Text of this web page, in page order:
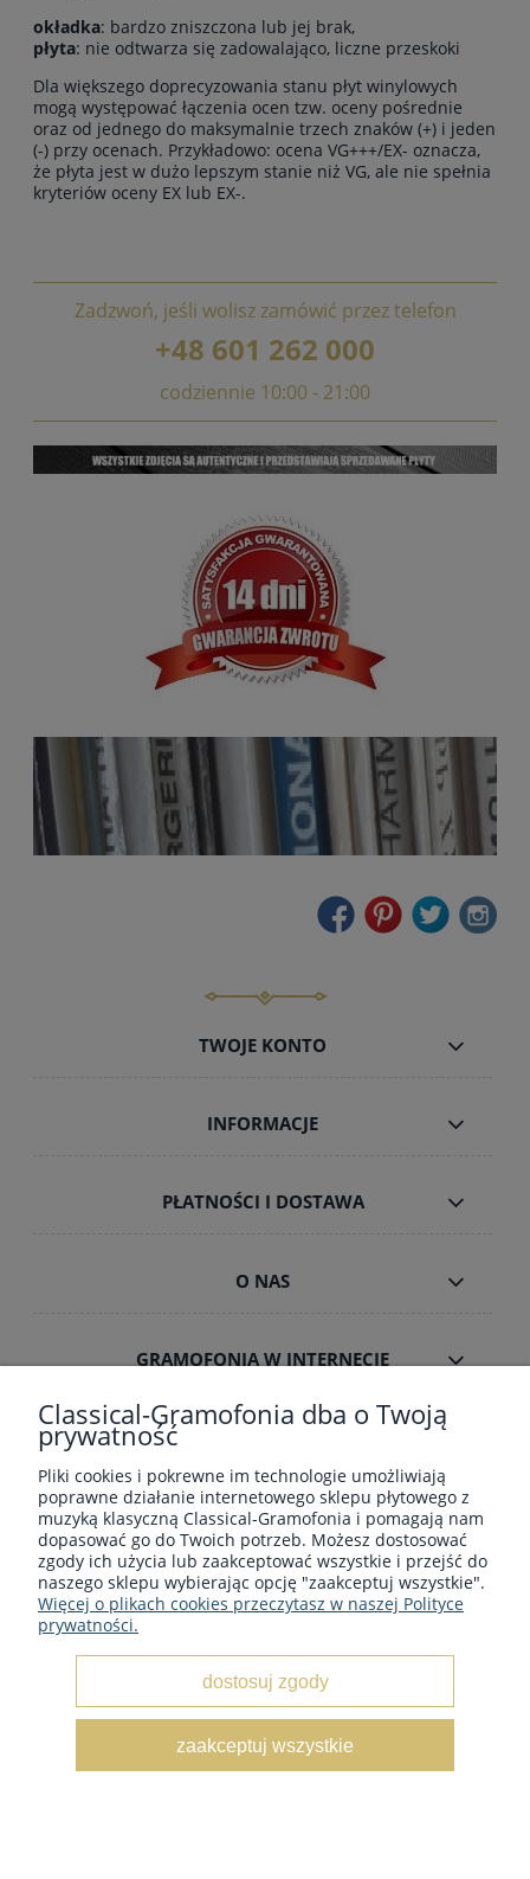
okładka: bardzo zniszczona lub jej brak,
płyta: nie odtwarza się zadowalająco, liczne przeskoki
Dla większego doprecyzowania stanu płyt winylowych
mogą występować łączenia ocen tzw. oceny pośrednie
oraz od jednego do maksymalnie trzech znaków (+) i jeden
(-) przy ocenach. Przykładowo: ocena VG+++/EX- oznacza,
że płyta jest w dużo lepszym stanie niż VG, ale nie spełnia
kryteriów oceny EX lub EX-.
Zadzwoń, jeśli wolisz zamówić przez telefon
+48 601 262 000
codziennie 10:00 - 21:00
TWOJE KONTO
INFORMACJE
PŁATNOŚCI I DOSTAWA
O NAS
GRAMOFONIA W INTERNECIE
Płyty winylowe z muzyka klasyczną - Sklep płytowy
classical-gramofonia.com
Copyright © 2022 - 2026 CLASSICAL-GRAMOFONIA
pokaż pełną wersję strony
Sklep internetowy Shoper.pl
Classical-Gramofonia dba o Twoją
prywatność
Pliki cookies i pokrewne im technologie umożliwiają
poprawne działanie internetowego sklepu płytowego z
muzyką klasyczną Classical-Gramofonia i pomagają nam
dopasować go do Twoich potrzeb. Możesz dostosować
zgody ich użycia lub zaakceptować wszystkie i przejść do
naszego sklepu wybierając opcję "zaakceptuj wszystkie".
Więcej o plikach cookies przeczytasz w naszej Polityce
prywatności.
dostosuj zgody
zaakceptuj wszystkie